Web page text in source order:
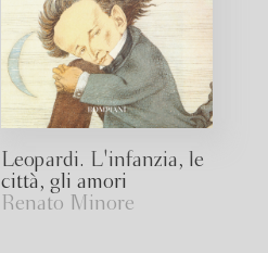
Leopardi. L'infanzia, le
città, gli amori
Renato Minore